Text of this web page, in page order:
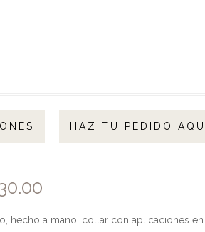
HAZ TU PEDIDO AQUÍ
hecho a mano, collar con aplicaciones en